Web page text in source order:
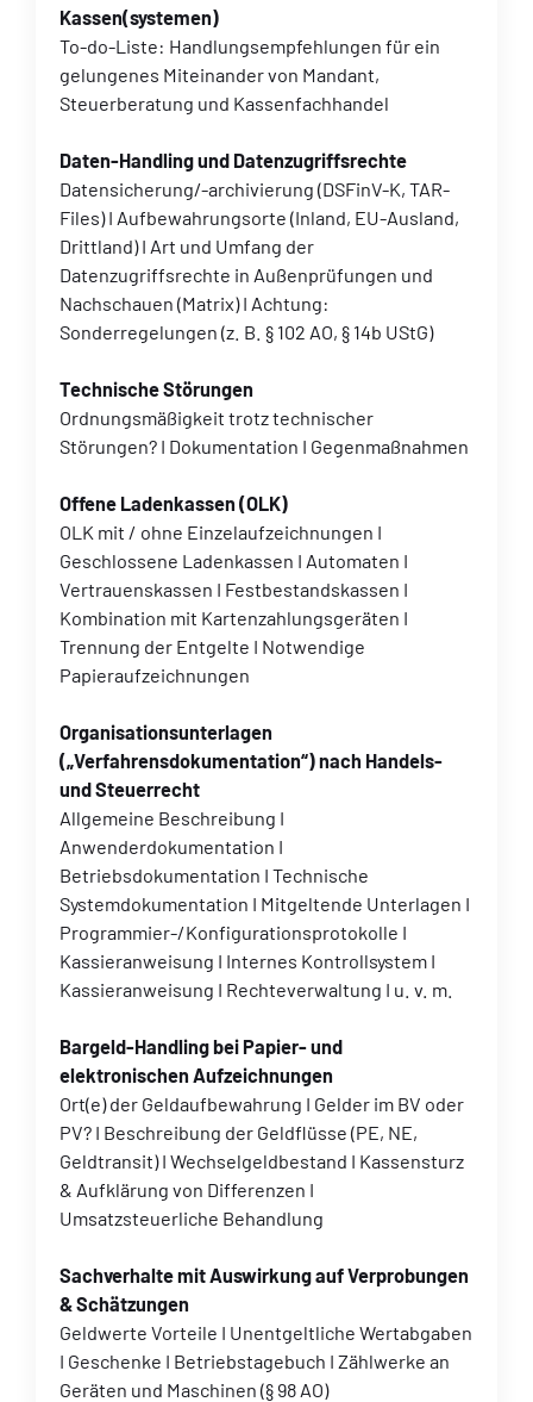
Kassen(systemen)
To-do-Liste: Handlungsempfehlungen für ein
gelungenes Miteinander von Mandant,
Steuerberatung und Kassenfachhandel
Daten-Handling und Datenzugriffsrechte
Datensicherung/-archivierung (DSFinV-K, TAR-
Files) I Aufbewahrungsorte (Inland, EU-Ausland,
Drittland) I Art und Umfang der
Datenzugriffsrechte in Außenprüfungen und
Nachschauen (Matrix) I Achtung:
Sonderregelungen (z. B. § 102 AO, § 14b UStG)
Technische Störungen
Ordnungsmäßigkeit trotz technischer
Störungen? I Dokumentation I Gegenmaßnahmen
Offene Ladenkassen (OLK)
OLK mit / ohne Einzelaufzeichnungen I
Geschlossene Ladenkassen I Automaten I
Vertrauenskassen I Festbestandskassen I
Kombination mit Kartenzahlungsgeräten I
Trennung der Entgelte I Notwendige
Papieraufzeichnungen
Organisationsunterlagen
(„Verfahrensdokumentation“) nach Handels-
und Steuerrecht
Allgemeine Beschreibung I
Anwenderdokumentation I
Betriebsdokumentation I Technische
Systemdokumentation I Mitgeltende Unterlagen I
Programmier-/Konfigurationsprotokolle I
Kassieranweisung I Internes Kontrollsystem I
Kassieranweisung I Rechteverwaltung I u. v. m.
Bargeld-Handling bei Papier- und
elektronischen Aufzeichnungen
Ort(e) der Geldaufbewahrung I Gelder im BV oder
PV? I Beschreibung der Geldflüsse (PE, NE,
Geldtransit) I Wechselgeldbestand I Kassensturz
& Aufklärung von Differenzen I
Umsatzsteuerliche Behandlung
Sachverhalte mit Auswirkung auf Verprobungen
& Schätzungen
Geldwerte Vorteile I Unentgeltliche Wertabgaben
I Geschenke I Betriebstagebuch I Zählwerke an
Geräten und Maschinen (§ 98 AO)